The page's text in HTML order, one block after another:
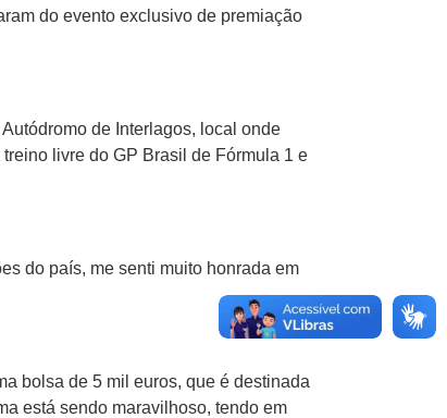
do evento exclusivo de premiação
de Interlagos, local onde
livre do GP Brasil de Fórmula 1 e
do país, me senti muito honrada em
bolsa de 5 mil euros, que é destinada
está sendo maravilhoso, tendo em